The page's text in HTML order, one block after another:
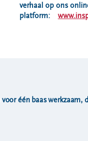
verhaal op ons
platform:
voor één baas werkzaam,